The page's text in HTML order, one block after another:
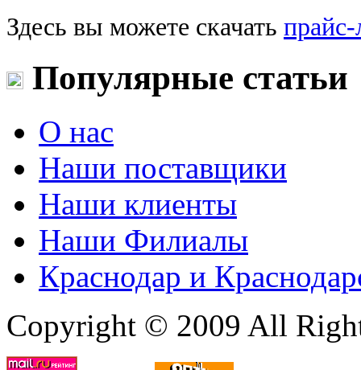
Здесь вы можете скачать
Популярные статьи
О нас
Наши поставщики
Наши клиенты
Наши Филиалы
Краснодар и
Copyright © 2009 All